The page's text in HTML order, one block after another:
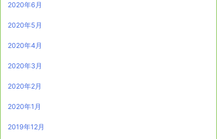
2020年6月
2020年5月
2020年4月
2020年3月
2020年2月
2020年1月
2019年12月